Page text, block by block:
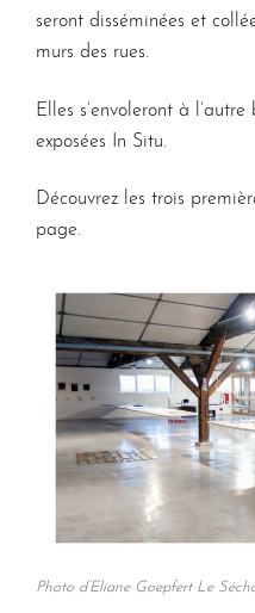
seront disséminées et
murs des rues.
Elles s’envoleront à
exposées In Situ.
Découvrez les trois
page.
Photo d’Eliane Goepfert Le